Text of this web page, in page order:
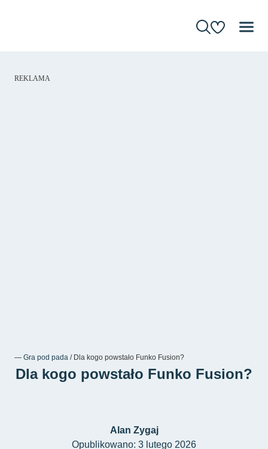
REKLAMA
― Gra pod pada / Dla kogo powstało Funko Fusion?
Dla kogo powstało Funko Fusion?
Alan Zygaj
Opublikowano: 3 lutego 2026